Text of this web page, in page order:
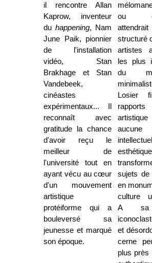
il rencontre Allan
Kaprow, inventeur
duhappening, Nam
June Paik, pionnier
de l'installation
vidéo, Stan
Brakhage et Stan
Vandebeek,
cinéastes
expérimentaux... Il
reconnaît avec
gratitude la chance
d'avoir reçu le
meilleur de
l'université tout en
ayant vécu au cœur
d'un mouvement
artistique
protéiforme qui a
bouleversé sa
jeunesse et marqué
son époque.
ou
attendrait
structuré
artistes
les plus
du
Losier
rapports
aucune
sujets
en
culture
A sa
et
cerne
plus près